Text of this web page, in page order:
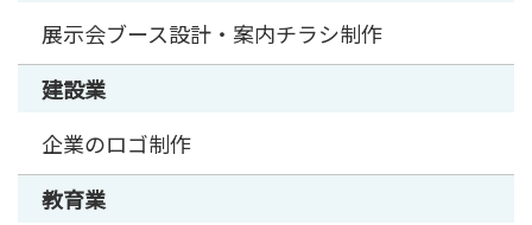
展示会ブース設計・案内チラシ制作
建設業
企業のロゴ制作
教育業